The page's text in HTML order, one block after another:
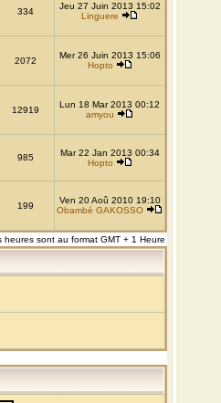
334
Jeu 27 Juin 2013 15:02
Linguere
2072
Mer 26 Juin 2013 15:06
Hopto
12919
Lun 18 Mar 2013 00:12
amyou
985
Mar 22 Jan 2013 00:34
Hopto
199
Ven 20 Aoû 2010 19:10
Obambé GAKOSSO
heures sont au format GMT + 1 Heure